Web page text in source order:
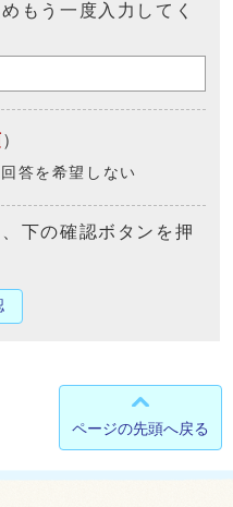
もう一度入力してく
）
回答を希望しない
下の確認ボタンを押
ページの先頭へ戻る